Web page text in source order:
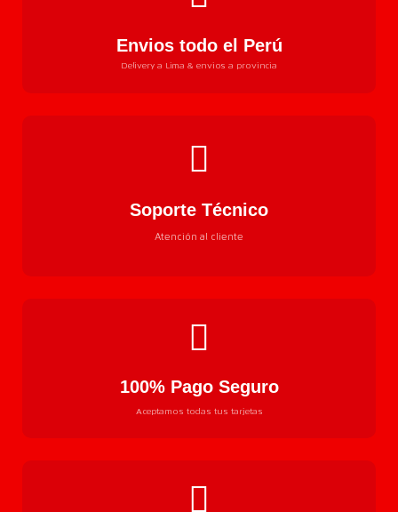
Envios todo el Perú
Delivery a Lima & envios a provincia
Soporte Técnico
Atención al cliente
100% Pago Seguro
Aceptamos todas tus tarjetas